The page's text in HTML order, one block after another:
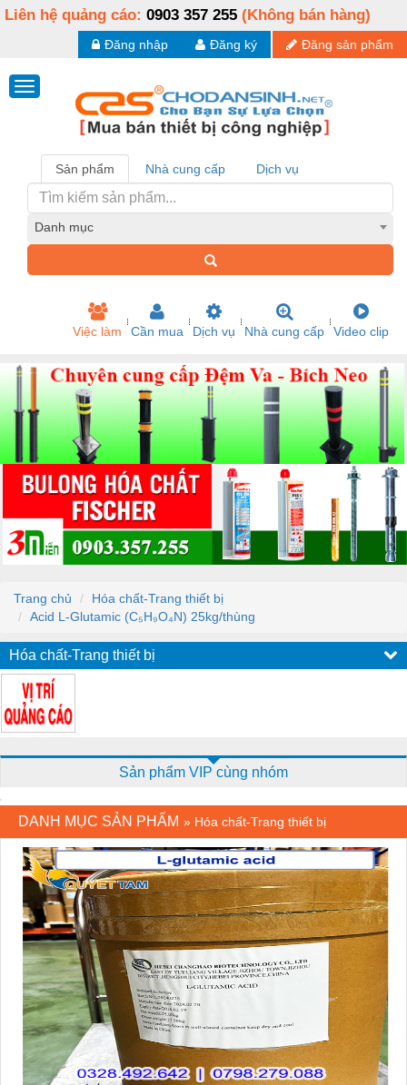
Liên hệ quảng cáo: 0903 357 255 (Không bán hàng)
Đăng sản phẩm
Đăng ký
Đăng nhập
Sản phẩm Nhà cung cấp Dịch vụ
Danh mục
Việc làm Cần mua Dịch vụ Nhà cung cấp Video clip
Trang chủ
Hóa chất-Trang thiết bị
Acid L-Glutamic (C₅H₉O₄N) 25kg/thùng
Hóa chất-Trang thiết bị
Sản phẩm VIP cùng nhóm
DANH MỤC SẢN PHẨM » Hóa chất-Trang thiết bị